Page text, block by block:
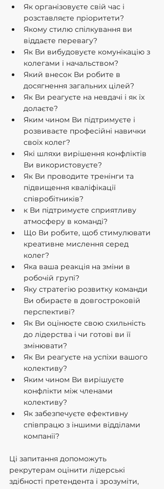
Як організовуєте свій час і
розставляєте пріоритети?
Якому стилю спілкування ви
віддаєте перевагу?
Як Ви вибудовуєте комунікацію з
колегами і начальством?
Який внесок Ви робите в
досягнення загальних цілей?
Як Ви реагуєте на невдачі і як їх
долаєте?
Яким чином Ви підтримуєте і
розвиваєте професійні навички
своїх колег?
Які шляхи вирішення конфліктів
Ви використовуєте?
Як Ви проводите тренінги та
підвищення кваліфікації
співробітників?
к Ви підтримуєте сприятливу
атмосферу в команді?
Що Ви робите, щоб стимулювати
креативне мислення серед
колег?
Яка ваша реакція на зміни в
робочій групі?
Яку стратегію розвитку команди
Ви обираєте в довгостроковій
перспективі?
Як Ви оцінюєте свою схильність
до лідерства і чи готові ви її
змінювати?
Як Ви реагуєте на успіхи вашого
колективу?
Яким чином Ви вирішуєте
конфлікти між членами
колективу?
Як забезпечуєте ефективну
співпрацю з іншими відділами
компанії?
Ці запитання допоможуть
рекрутерам оцінити лідерські
здібності претендента і зрозуміти,